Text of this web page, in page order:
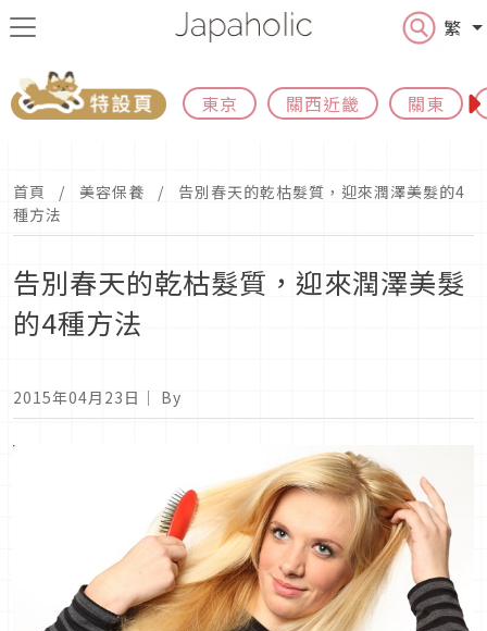
繁
東京 關西近畿 關東
首頁 美容保養
告別春天的乾枯髮質，迎來潤澤美髮的4
種方法
告別春天的乾枯髮質，迎來潤澤美髮
的4種方法
2015年04月23日 ｜ By